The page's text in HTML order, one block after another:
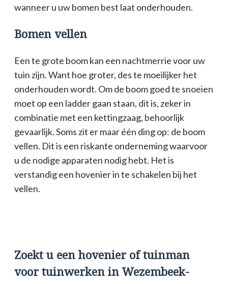
wanneer u uw bomen best laat onderhouden.
Bomen vellen
Een te grote boom kan een nachtmerrie voor uw
tuin zijn. Want hoe groter, des te moeilijker het
onderhouden wordt. Om de boom goed te snoeien
moet op een ladder gaan staan, dit is, zeker in
combinatie met een kettingzaag, behoorlijk
gevaarlijk. Soms zit er maar één ding op: de boom
vellen. Dit is een riskante onderneming waarvoor
u de nodige apparaten nodig hebt. Het is
verstandig een hovenier in te schakelen bij het
vellen.
Zoekt u een hovenier of tuinman
voor tuinwerken in Wezembeek-